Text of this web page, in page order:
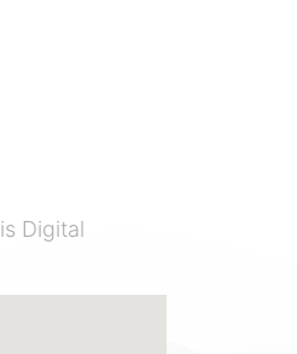
Digital